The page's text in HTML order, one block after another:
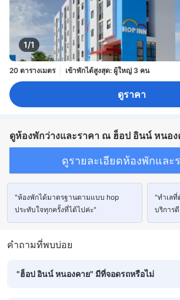
1/1
20 ตารางเมตร เข้าพักได้สูงสุด: ผู้ใหญ่ 3 คน
ดูราคา
ดูห้องพักว่างและราคา ณ ฮ็อป อินน์ หนอง
ดูรายละเอียดห้องพักและ
"ห้องพักได้มาตรฐานตามแบบ hop
ประทับใจทุกครั้งที่ได้ไปค่ะ"
"ทำเลที่
บริการ
คำถามที่พบบ่อย
"ฮ็อป อินน์ หนองคาย" มีที่จอดรถหรือไม่